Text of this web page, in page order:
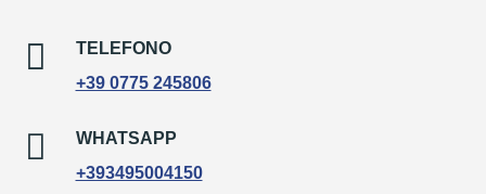

TELEFONO
+39 0775 245806

WHATSAPP
+393495004150